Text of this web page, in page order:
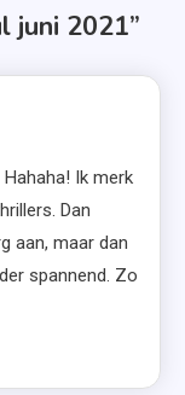
juni 2021”
Ik merk
Dan
aan, maar dan
spannend. Zo